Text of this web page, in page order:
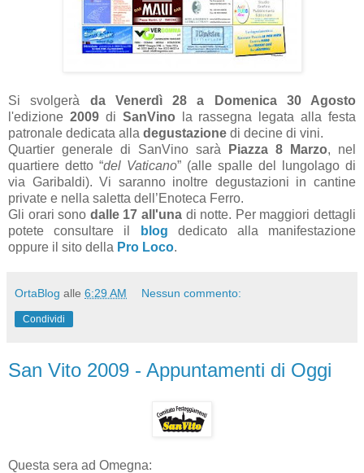
Si svolgerà da Venerdì 28 a Domenica 30 Agosto
l'edizione 2009di SanVino la rassegna legata alla festa
patronale dedicata alla degustazione di decine di vini.
Quartier generale di SanVino sarà
Piazza 8 Marzo, nel
quartiere detto “del Vaticano” (alle spalle del lungolago di
via Garibaldi). Vi saranno inoltre degustazioni in cantine
private e nella saletta dell’Enoteca Ferro.
Gli orari sono dalle 17 all'una di notte. Per maggiori dettagli
potete consultare il
blog
dedicato alla manifestazione
oppure il sito della Pro Loco.
OrtaBlog alle 6:29 AM Nessun commento:
Condividi
San Vito 2009 - Appuntamenti di Oggi
Questa sera ad Omegna: